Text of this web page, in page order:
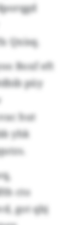
Qxisq.
Boxf eft
püy
hut
yhk
cto
got qbj